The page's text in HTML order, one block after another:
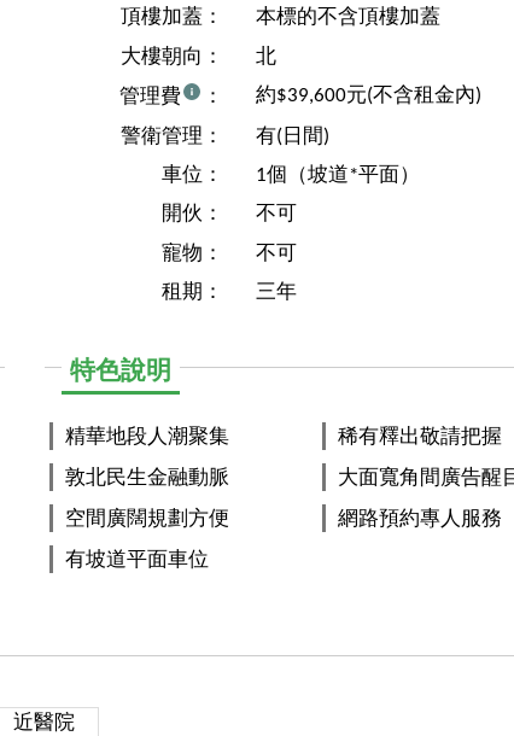
頂樓加蓋：
本標的不含頂樓加蓋
大樓朝向：
北
管理費
：
約$39,600元(不含租金內)
警衛管理：
有(日間)
車位：
1個（坡道*平面）
開伙：
不可
寵物：
不可
租期：
三年
特色說明
精華地段人潮聚集
敦北民生金融動脈
空間廣闊規劃方便
有坡道平面車位
稀有釋出敬請把握
大面寬角間廣告醒
網路預約專人服務
近醫院